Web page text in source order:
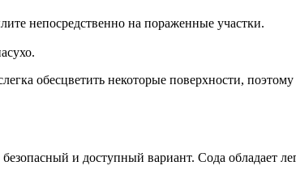
непосредственно на пораженные участки.
обесцветить некоторые поверхности,
и доступный вариант. Сода обладает